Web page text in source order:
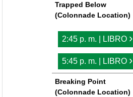
Trapped Below
(Colonnade Location)
2:45 p. m. | LIBRO ›
5:45 p. m. | LIBRO ›
Breaking Point
(Colonnade Location)